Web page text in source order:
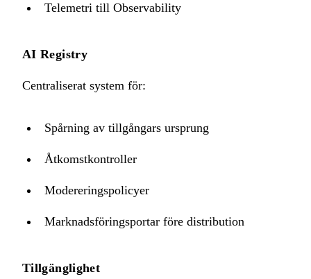
Telemetri till Observability
AI Registry
Centraliserat system för:
Spårning av tillgångars ursprung
Åtkomstkontroller
Modereringspolicyer
Marknadsföringsportar före distribution
Tillgänglighet